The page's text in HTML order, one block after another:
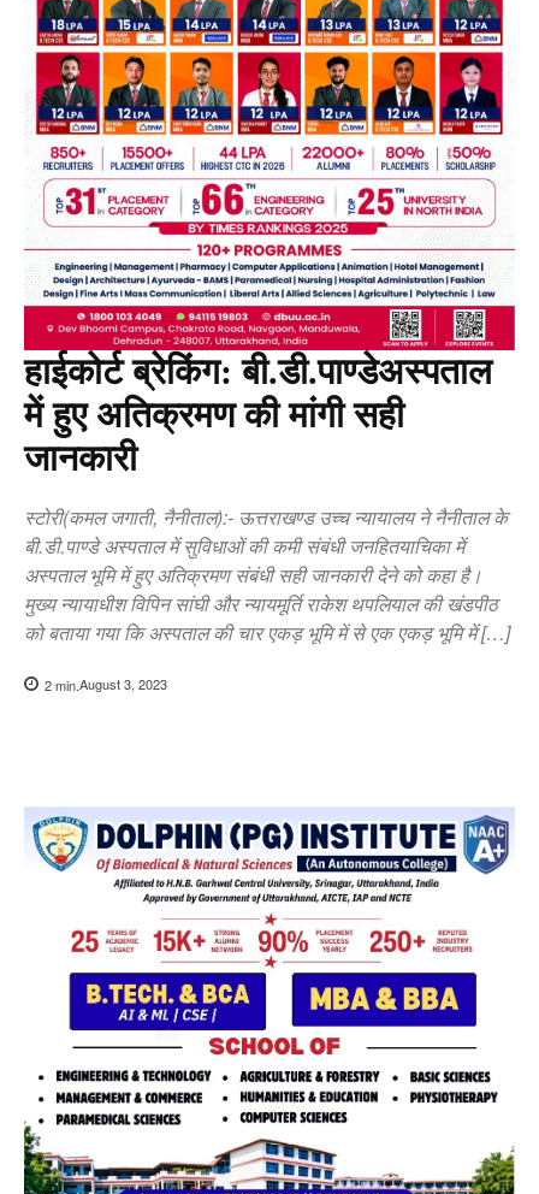
हाईकोर्ट ब्रेकिंग: बी.डी.पाण्डेअस्पताल
में हुए अतिक्रमण की मांगी सही
जानकारी
स्टोरी(कमल जगाती, नैनीताल):- ऊत्तराखण्ड उच्च न्यायालय ने नैनीताल के
बी.डी.पाण्डे अस्पताल में सुविधाओं की कमी संबंधी जनहितयाचिका में
अस्पताल भूमि में हुए अतिक्रमण संबंधी सही जानकारी देने को कहा है।
मुख्य न्यायाधीश विपिन सांघी और न्यायमूर्ति राकेश थपलियाल की खंडपीठ
को बताया गया कि अस्पताल की चार एकड़ भूमि में से एक एकड़ भूमि में […]
2min.August 3, 2023